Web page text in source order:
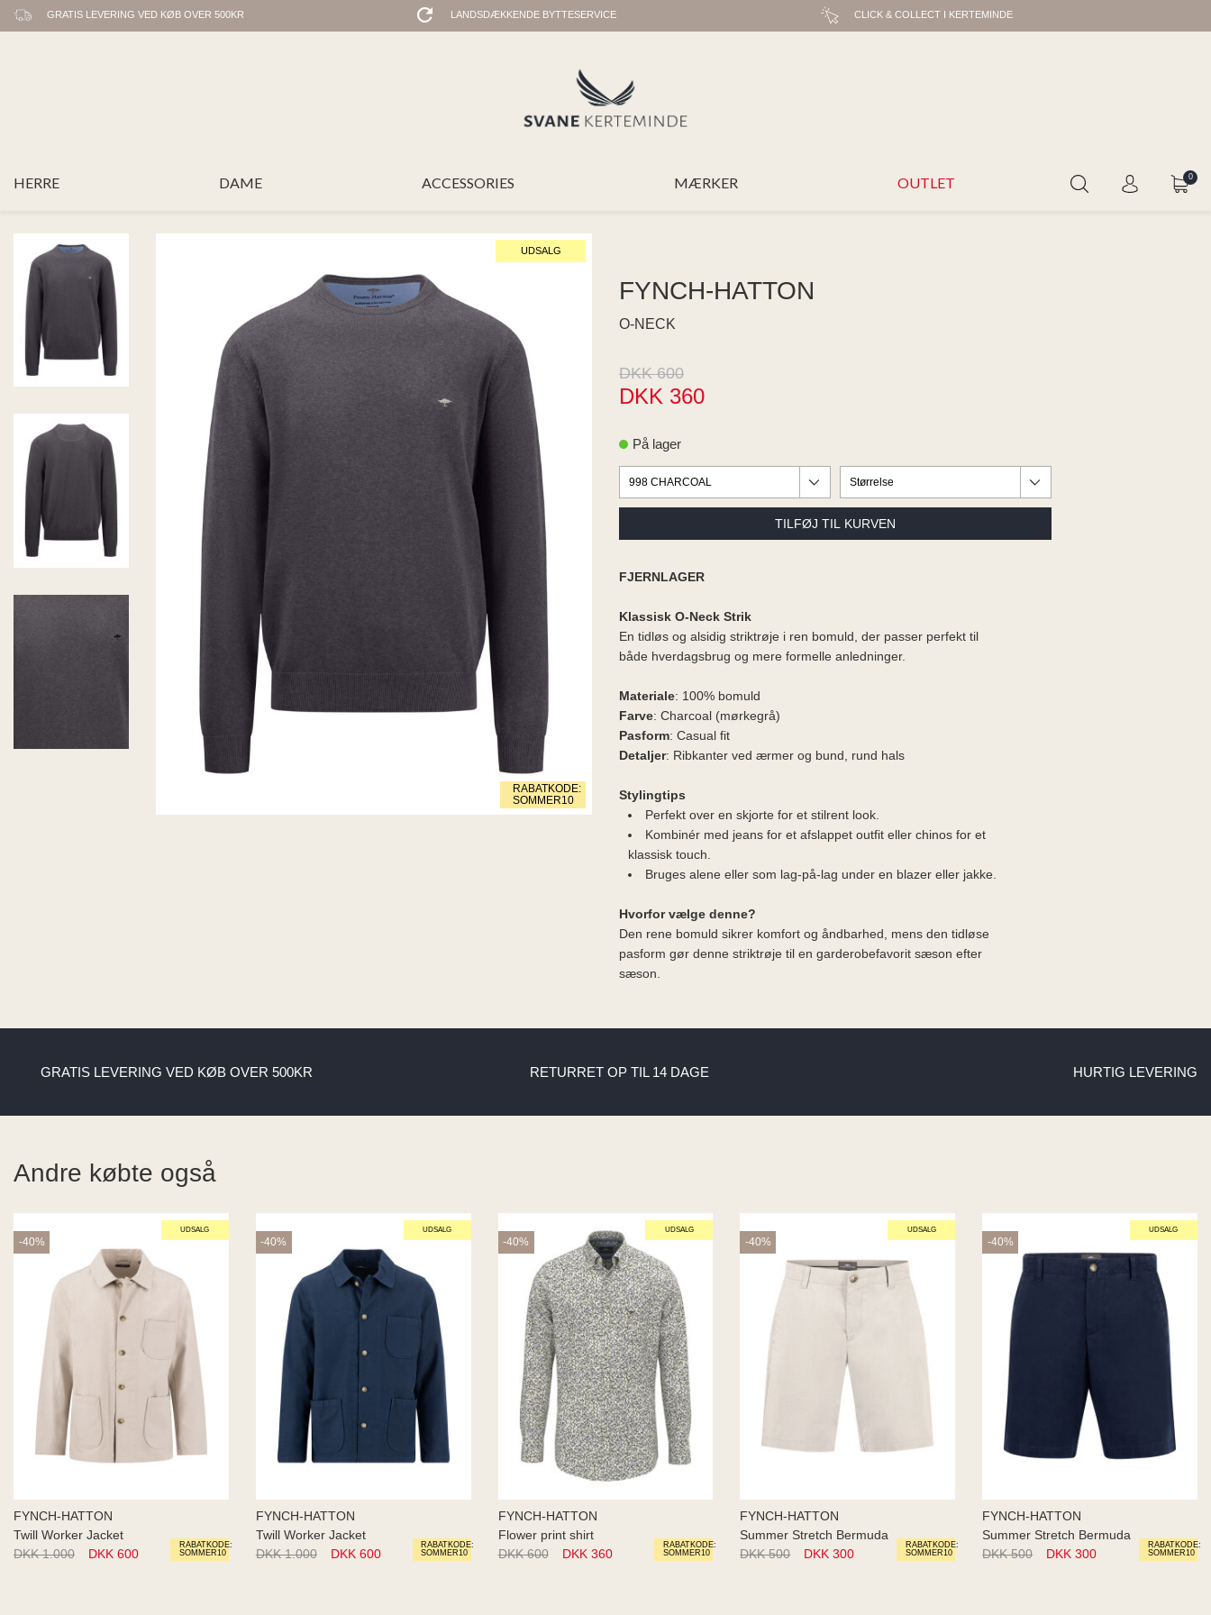
GRATIS LEVERING VED KØB OVER 500KR LANDSDÆKKENDE BYTTESERVICE CLICK & COLLECT I KERTEMINDE
HERRE DAME ACCESSORIES MÆRKER OUTLET 0
UDSALG
RABATKODE:
SOMMER10
FYNCH-HATTON
O-NECK
DKK 600
DKK 360
På lager
FJERNLAGER
Klassisk O-Neck Strik
En tidløs og alsidig striktrøje i ren bomuld, der passer perfekt til
både hverdagsbrug og mere formelle anledninger.
Materiale: 100% bomuld
Farve: Charcoal (mørkegrå)
Pasform: Casual fit
Detaljer: Ribkanter ved ærmer og bund, rund hals
Stylingtips
Perfekt over en skjorte for et stilrent look.
Kombinér med jeans for et afslappet outfit eller chinos for et
klassisk touch.
Bruges alene eller som lag-på-lag under en blazer eller jakke.
Hvorfor vælge denne?
Den rene bomuld sikrer komfort og åndbarhed, mens den tidløse
pasform gør denne striktrøje til en garderobefavorit sæson efter
sæson.
GRATIS LEVERING VED KØB OVER 500KR RETURRET OP TIL 14 DAGE HURTIG LEVERING
Andre købte også
UDSALG
RABATKODE:
SOMMER10
-40%
FYNCH-HATTON
Twill Worker Jacket
DKK 1.000
DKK 600
UDSALG
RABATKODE:
SOMMER10
-40%
FYNCH-HATTON
Twill Worker Jacket
DKK 1.000
DKK 600
UDSALG
RABATKODE:
SOMMER10
-40%
FYNCH-HATTON
Flower print shirt
DKK 600
DKK 360
UDSALG
RABATKODE:
SOMMER10
-40%
FYNCH-HATTON
Summer Stretch Bermuda
DKK 500
DKK 300
UDSALG
RABATKODE:
SOMMER10
-40%
FYNCH-HATTON
Summer Stretch Bermuda
DKK 500
DKK 300